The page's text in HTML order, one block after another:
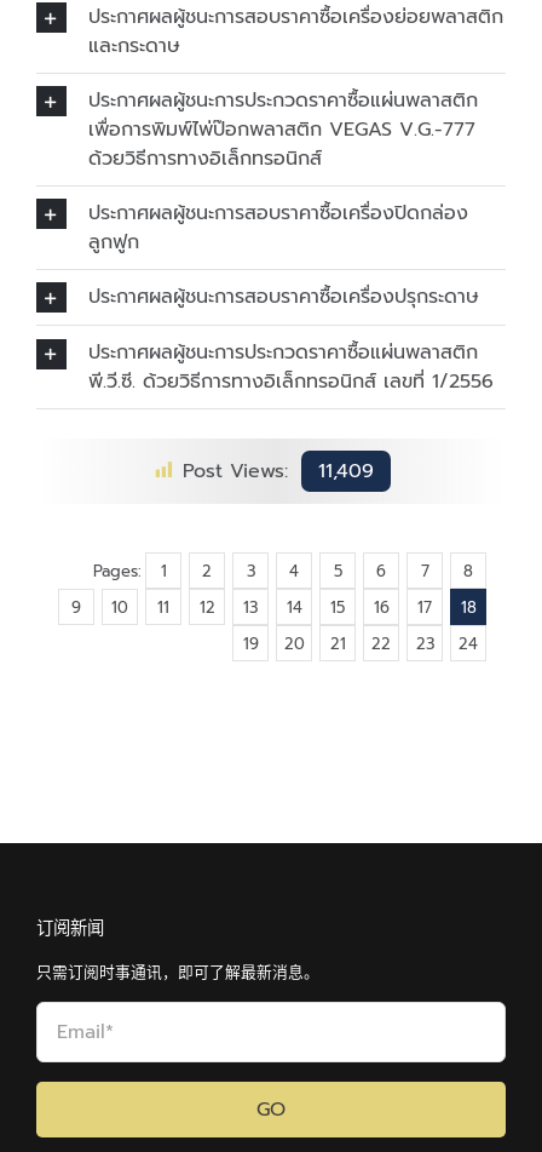
ประกาศผลผู้ชนะการสอบราคาซื้อเครื่องย่อยพลาสติก
และกระดาษ
ประกาศผลผู้ชนะการประกวดราคาซื้อแผ่นพลาสติก
เพื่อการพิมพ์ไพ่ป๊อกพลาสติก VEGAS V.G.-777
ด้วยวิธีการทางอิเล็กทรอนิกส์
ประกาศผลผู้ชนะการสอบราคาซื้อเครื่องปิดกล่อง
ลูกฟูก
ประกาศผลผู้ชนะการสอบราคาซื้อเครื่องปรุกระดาษ
ประกาศผลผู้ชนะการประกวดราคาซื้อแผ่นพลาสติก
พี.วี.ซี. ด้วยวิธีการทางอิเล็กทรอนิกส์ เลขที่ 1/2556
Post Views: 11,409
Pages: 1 2 3 4 5 6 7
8
9
10 11 12 13 14 15 16 17
18
19
20 21 22 23 24
订阅新闻
只需订阅时事通讯，即可了解最新消息。
GO